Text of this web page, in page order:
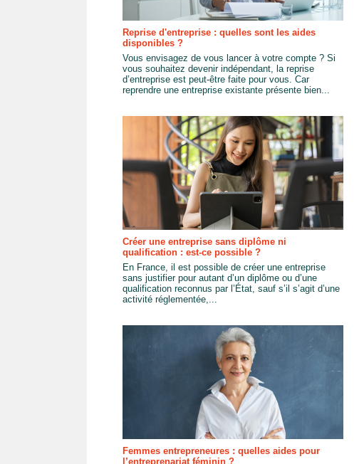
Reprise d'entreprise : quelles sont les aides
disponibles ?
Vous envisagez de vous lancer à votre compte ? Si
vous souhaitez devenir indépendant, la reprise
d’entreprise est peut-être faite pour vous. Car
reprendre une entreprise existante présente bien...
Créer une entreprise sans diplôme ni
qualification : est-ce possible ?
En France, il est possible de créer une entreprise
sans justifier pour autant d’un diplôme ou d’une
qualification reconnus par l’État, sauf s’il s’agit d’une
activité réglementée,...
Femmes entrepreneures : quelles aides pour
l’entreprenariat féminin ?